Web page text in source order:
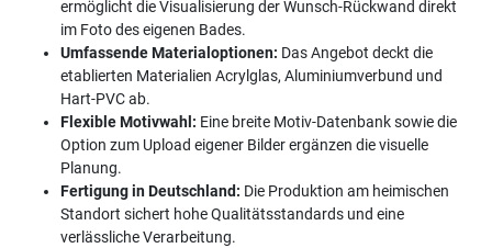
ermöglicht die Visualisierung der Wunsch-Rückwand direkt
im Foto des eigenen Bades.
Umfassende Materialoptionen: Das Angebot deckt die
etablierten Materialien Acrylglas, Aluminiumverbund und
Hart-PVC ab.
Flexible Motivwahl: Eine breite Motiv-Datenbank sowie die
Option zum Upload eigener Bilder ergänzen die visuelle
Planung.
Fertigung in Deutschland: Die Produktion am heimischen
Standort sichert hohe Qualitätsstandards und eine
verlässliche Verarbeitung.